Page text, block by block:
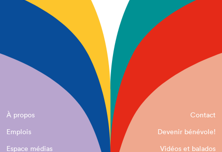
À propos
Contact
Emplois
Devenir bénévole!
Espace médias
Vidéos et balados